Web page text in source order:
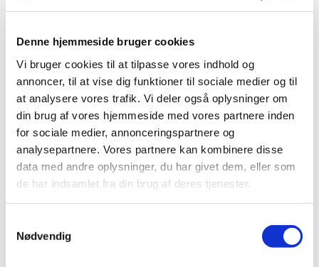
Denne hjemmeside bruger cookies
Vi bruger cookies til at tilpasse vores indhold og
annoncer, til at vise dig funktioner til sociale medier og til
at analysere vores trafik. Vi deler også oplysninger om
din brug af vores hjemmeside med vores partnere inden
for sociale medier, annonceringspartnere og
analysepartnere. Vores partnere kan kombinere disse
data med andre oplysninger, du har givet dem, eller som
de har indsamlet fra din brug af deres tjenester.
Nødvendig
2021 (516)
2020 (263)
2019 (159)
2018 (150)
2017 (167)
2016 (167)
2015 (33)
2014 (44)
december (3)
oktober (1)